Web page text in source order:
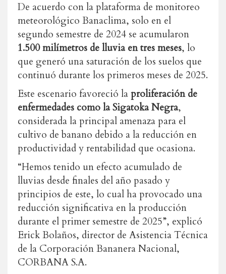
De acuerdo con la plataforma de monitoreo
meteorológico Banaclima, solo en el
segundo semestre de 2024 se acumularon
1.500 milímetros de lluvia en tres meses, lo
que generó una saturación de los suelos que
continuó durante los primeros meses de 2025.
Este escenario favoreció laproliferación de
enfermedades como la Sigatoka Negra,
considerada la principal amenaza para el
cultivo de banano debido a la reducción en
productividad y rentabilidad que ocasiona.
“Hemos tenido un efecto acumulado de
lluvias desde finales del año pasado y
principios de este, lo cual ha provocado una
reducción significativa en la producción
durante el primer semestre de 2025”, explicó
Erick Bolaños, director de Asistencia Técnica
de la Corporación Bananera Nacional,
CORBANA S.A.